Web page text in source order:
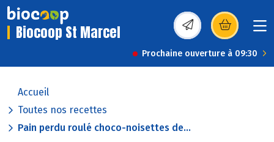
Biocoop St Marcel (s’ouvre dans une
Prochaine ouverture à 09:30
Accueil
Toutes nos recettes
Pain perdu roulé choco-noisettes de...